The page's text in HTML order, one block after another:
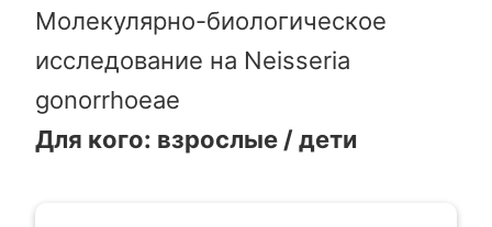
Молекулярно-биологическое
исследование на Neisseria
gonorrhoeae
Для кого: взрослые / дети